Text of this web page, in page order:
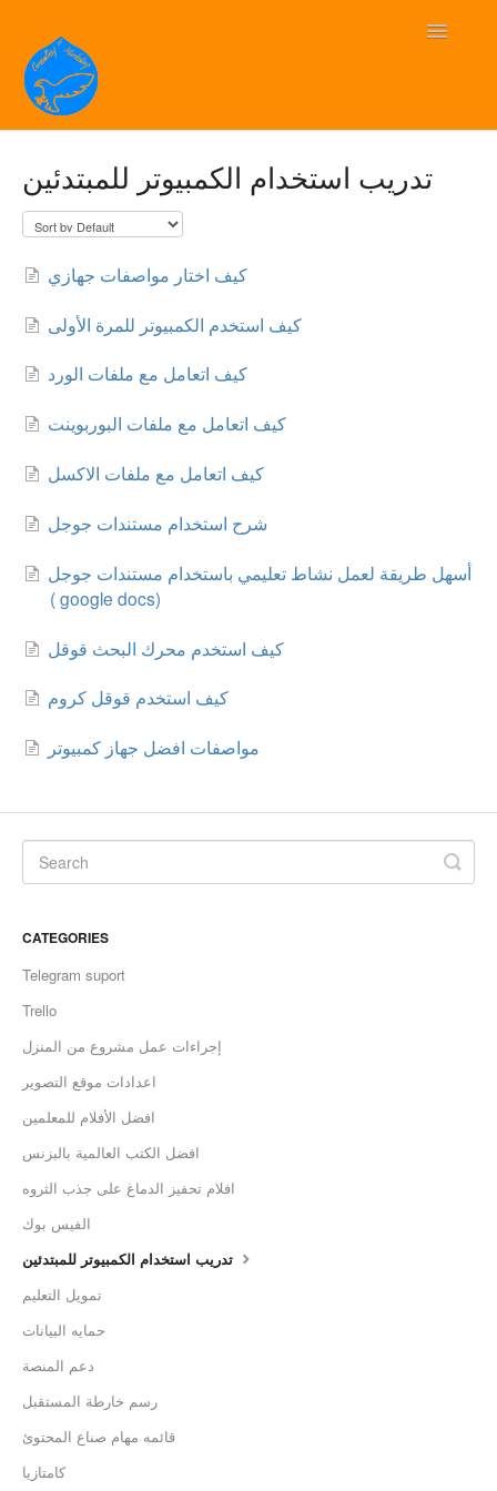
Toggle
تدريب استخدام الكمبيوتر للمبتدئين
كيف اختار مواصفات جهازي
كيف استخدم الكمبيوتر للمرة الأولى
كيف اتعامل مع ملفات الورد
كيف اتعامل مع ملفات البوربوينت
كيف اتعامل مع ملفات الاكسل
شرح استخدام مستندات جوجل
أسهل طريقة لعمل نشاط تعليمي باستخدام مستندات جوجل
( google docs)
كيف استخدم محرك البحث قوقل
كيف استخدم قوقل كروم
مواصفات افضل جهاز كمبيوتر
CATEGORIES
Telegram suport
Trello
إجراءات عمل مشروع من المنزل
اعدادات موقع التصوير
افضل الأفلام للمعلمين
افضل الكتب العالمية بالبزنس
افلام تحفيز الدماغ على جذب الثروه
الفيس بوك
تمويل التعليم
حمايه البيانات
دعم المنصة
رسم خارطة المستقبل
قائمه مهام صناع المحتوئ
كامتازيا